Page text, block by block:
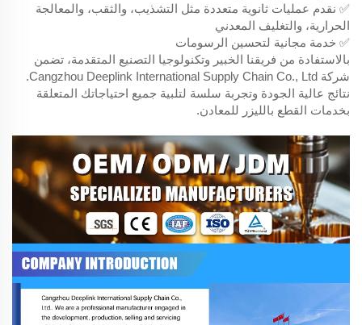
✅ نقدم عمليات ثانوية متعددة مثل التشذيب، والثقب، والمعالجة
الحرارية، والتغليف المعدني
✅ خدمة مجانية لتحسين الرسومات
بالاستفادة من فريقنا الخبير وتكنولوجيا التصنيع المتقدمة، تضمن
شركة Cangzhou Deeplink International Supply Chain Co., Ltd.
نتائج عالية الجودة وتجربة سلسة لتلبية جميع احتياجاتك المتعلقة
بخدمات القطع بالليزر للمعادن.